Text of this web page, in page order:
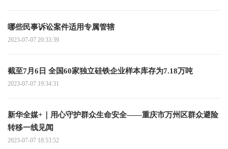
哪些民事诉讼案件适用专属管辖
2023-07-07 20:33:39
截至7月6日 全国60家独立硅铁企业样本库存为7.18万吨
2023-07-07 19:34:31
新华全媒+｜用心守护群众生命安全——重庆市万州区群众避险
转移一线见闻
2023-07-07 18:53:52